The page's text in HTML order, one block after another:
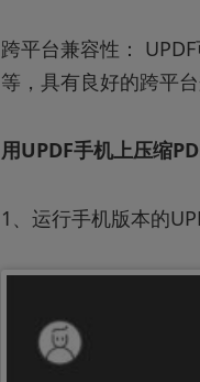
跨平台兼容性：
等，具有良好的跨平台
用UPDF手机上压缩
1、运行手机版本的